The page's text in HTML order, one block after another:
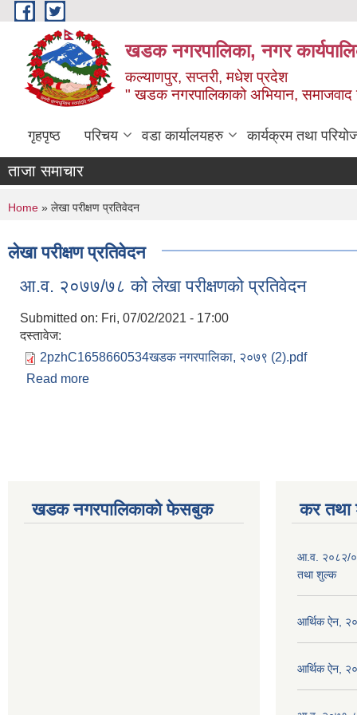
Skip to main content
खडक नगरपालिका, नगर
कल्याणपुर, सप्तरी, मधेश प्रदेश
" खडक नगरपालिकाको अभियान, समाजवाद
गृहपृष्ठ परिचय वडा कार्यालयहरु कार्यक्रम तथा
ताजा समाचार
You are here
Home » लेखा परीक्षण प्रतिवेदन
लेखा परीक्षण प्रतिवेदन
आ.व. २०७७/७८ को लेखा परीक्षणको प्रतिवेदन
Submitted on: Fri, 07/02/2021 - 17:00
दस्तावेज:
2pzhC1658660534खडक नगरपालिका, २०७९ (2).pdf
Read more
खडक नगरपालिकाको फेसबुक कर
आ.व. २०८२/
तथा शुल्क
आर्थिक ऐन,
आर्थिक ऐन,